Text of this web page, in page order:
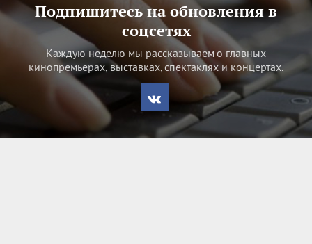
Подпишитесь на обновления в
соцсетях
Каждую неделю мы рассказываем о главных
кинопремьерах, выставках, спектаклях и концертах.